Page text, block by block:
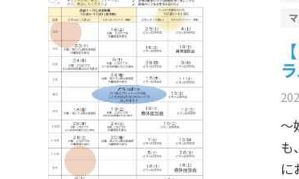
～
も
に